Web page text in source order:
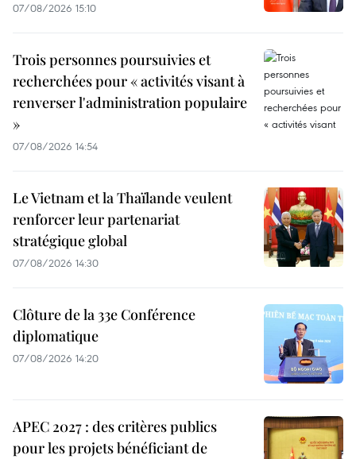
07/08/2026 15:10
Trois personnes poursuivies et
recherchées pour « activités visant à
renverser l'administration populaire
»
07/08/2026 14:54
Le Vietnam et la Thaïlande veulent
renforcer leur partenariat
stratégique global
07/08/2026 14:30
Clôture de la 33e Conférence
diplomatique
07/08/2026 14:20
APEC 2027 : des critères publics
pour les projets bénéficiant de